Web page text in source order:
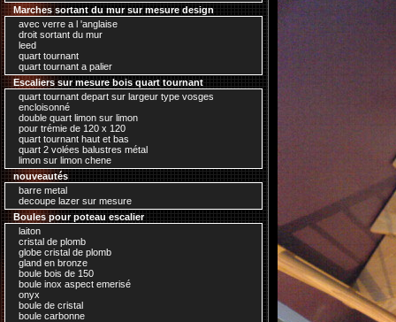
Marches sortant du mur sur mesure design
avec verre a l 'anglaise
droit sortant du mur
leed
quart tournant
quart tournant a palier
Escaliers sur mesure bois quart tournant
quart tournant depart sur largeur type vosges
encloisonné
double quart limon sur limon
pour trémie de 120 x 120
quart tournant haut et bas
quart 2 volées balustres métal
limon sur limon chene
nouveautés
barre metal
decoupe lazer sur mesure
Boules pour poteau escalier
laiton
cristal de plomb
globe cristal de plomb
gland en bronze
boule bois de 150
boule inox aspect emerisé
onyx
boule de cristal
boule carbonne